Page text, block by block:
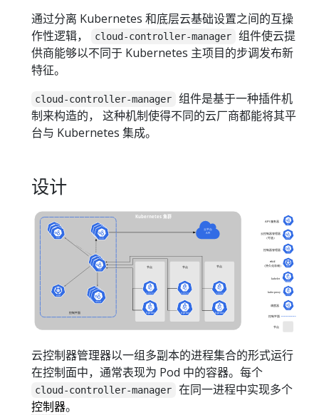
通过分离 Kubernetes 和底层云基础设置之间的互操
作性逻辑，
cloud-controller-manager
组件使云提
供商能够以不同于 Kubernetes 主项目的步调发布新
特征。
cloud-controller-manager
组件是基于一种插件机
制来构造的， 这种机制使得不同的云厂商都能将其平
台与 Kubernetes 集成。
设计
云控制器管理器以一组多副本的进程集合的形式运行
在控制面中，通常表现为 Pod 中的容器。每个
cloud-controller-manager
在同一进程中实现多个
控制器。